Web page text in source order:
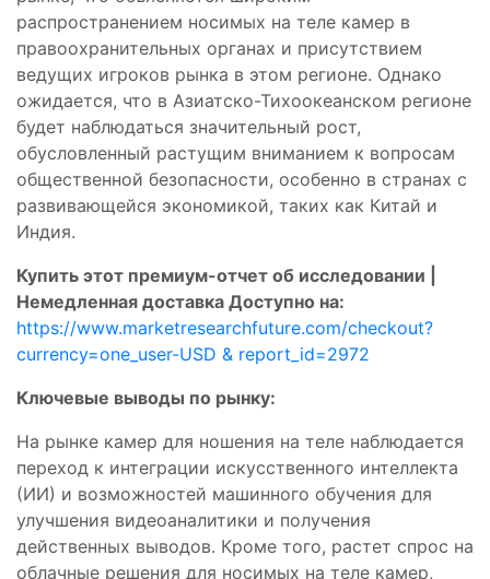
распространением носимых на теле камер в
правоохранительных органах и присутствием
ведущих игроков рынка в этом регионе. Однако
ожидается, что в Азиатско-Тихоокеанском регионе
будет наблюдаться значительный рост,
обусловленный растущим вниманием к вопросам
общественной безопасности, особенно в странах с
развивающейся экономикой, таких как Китай и
Индия.
Купить этот премиум-отчет об исследовании |
Немедленная доставка Доступно на:
https://www.marketresearchfuture.com/checkout?
currency=one_user-USD & report_id=2972
Ключевые выводы по рынку:
На рынке камер для ношения на теле наблюдается
переход к интеграции искусственного интеллекта
(ИИ) и возможностей машинного обучения для
улучшения видеоаналитики и получения
действенных выводов. Кроме того, растет спрос на
облачные решения для носимых на теле камер,